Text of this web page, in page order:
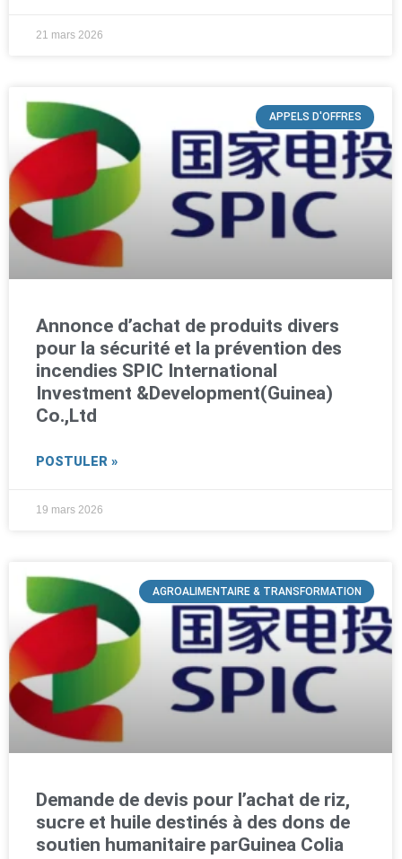
21 mars 2026
APPELS D'OFFRES
Annonce d’achat de produits divers
pour la sécurité et la prévention des
incendies SPIC International
Investment &Development(Guinea)
Co.,Ltd
POSTULER »
19 mars 2026
AGROALIMENTAIRE & TRANSFORMATION
Demande de devis pour l’achat de riz,
sucre et huile destinés à des dons de
soutien humanitaire parGuinea Colia